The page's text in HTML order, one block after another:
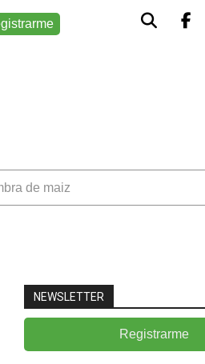
de maiz
NEWSLETTER
Registrarme